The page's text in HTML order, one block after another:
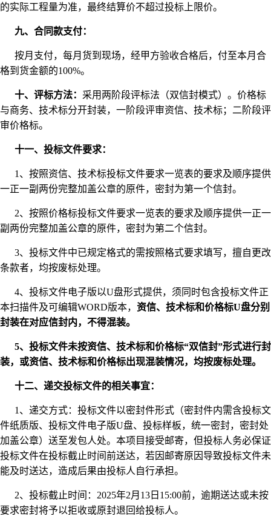
的实际工程量为准，最终结算价不超过投标上限价。
九、合同款支付：
按月支付，每月货到现场，经甲方验收合格后，付至本月合
格到货金额的100%。
十、评标方法： 采用两阶段评标法（双信封模式）。价格标
与商务、技术标分开封装，一阶段评审资信、技术标；二阶段评
审价格标。
十一、投标文件要求：
1、按照资信、技术标投标文件要求一览表的要求及顺序提供
一正一副两份完整加盖公章的原件，密封为第一个信封。
2、按照价格标投标文件要求一览表的要求及顺序提供一正一
副两份完整加盖公章的原件，密封为第二个信封。
3、投标文件中已规定格式的需按照格式要求填写，擅自更改
条款者，均按废标处理。
4、投标文件电子版以U盘形式提供，须同时包含投标文件正
本扫描件及可编辑WORD版本， 资信、技术标和价格标U盘分别
封装在对应信封内，不得混装。
5、投标文件未按资信、技术标和价格标“双信封”形式进行封
装，或资信、技术标和价格标出现混装情况，均按废标处理。
十二、递交投标文件的相关事宜：
1、递交方式：投标文件以密封件形式（密封件内需含投标文
件纸质版、投标文件电子版U盘、投标样板，统一密封，密封处
加盖公章）送至发包人处。本项目接受邮寄，但投标人务必保证
投标文件在投标截止时间前送达，若因邮寄原因导致投标文件未
能及时送达，造成后果由投标人自行承担。
2、投标截止时间：2025年2月13日15:00前，逾期送达或未按
要求密封将予以拒收或原封退回给投标人。